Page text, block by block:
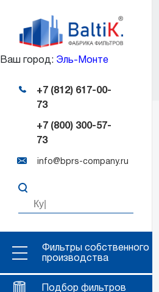
Ваш город: Эль-Монте
+7 (812) 617-00-
73
+7 (800) 300-57-
73
info@bprs-company.ru
Фильтры собственного
производства
Подбор фильтров